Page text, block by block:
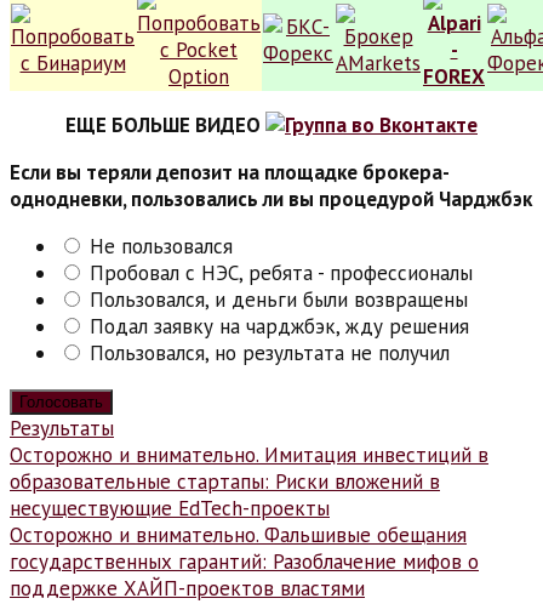
ЕЩЕ БОЛЬШЕ ВИДЕО
Если вы теряли депозит на площадке брокера-
однодневки, пользовались ли вы процедурой Чарджбэк
Не пользовался
Пробовал с НЭС, ребята - профессионалы
Пользовался, и деньги были возвращены
Подал заявку на чарджбэк, жду решения
Пользовался, но результата не получил
Результаты
Навигация
по
записям
Осторожно и внимательно. Имитация инвестиций в
образовательные стартапы: Риски вложений в
несуществующие EdTech-проекты
Осторожно и внимательно. Фальшивые обещания
государственных гарантий: Разоблачение мифов о
поддержке ХАЙП-проектов властями